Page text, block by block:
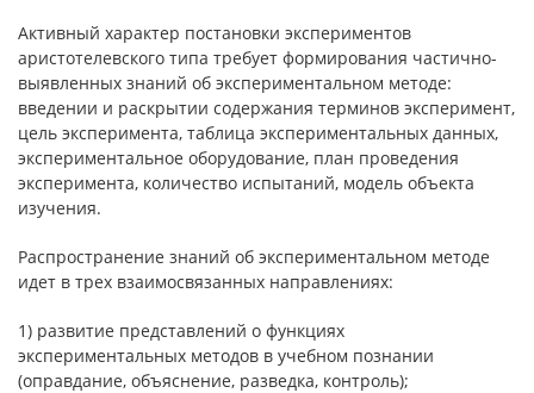
Активный характер постановки экспериментов
аристотелевского типа требует формирования частично-
выявленных знаний об экспериментальном методе:
введении и раскрытии содержания терминов эксперимент,
цель эксперимента, таблица экспериментальных данных,
экспериментальное оборудование, план проведения
эксперимента, количество испытаний, модель объекта
изучения.
Распространение знаний об экспериментальном методе
идет в трех взаимосвязанных направлениях:
1) развитие представлений о функциях
экспериментальных методов в учебном познании
(оправдание, объяснение, разведка, контроль);